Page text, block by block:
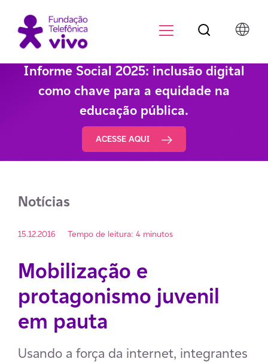
Informe Social 2025: inclusão digital
como chave para a equidade na
educação pública.
ACESSE AQUI
Notícias
15.12.2016 Tempo de leitura: 4 minutos
Mobilização e
protagonismo juvenil
em pauta
Usando a força da internet, integrantes
Botão de